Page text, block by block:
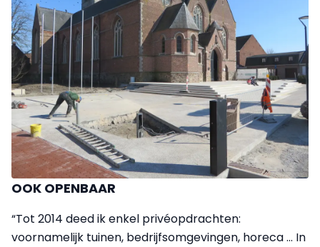
OOK OPENBAAR
“Tot 2014 deed ik enkel privéopdrachten:
voornamelijk tuinen, bedrijfsomgevingen, horeca … In